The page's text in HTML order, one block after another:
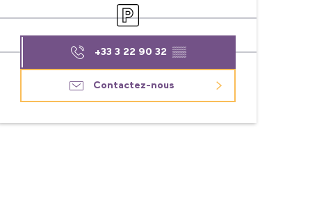
Parking
+33 3 22 90 32 ▒▒
Contactez-nous